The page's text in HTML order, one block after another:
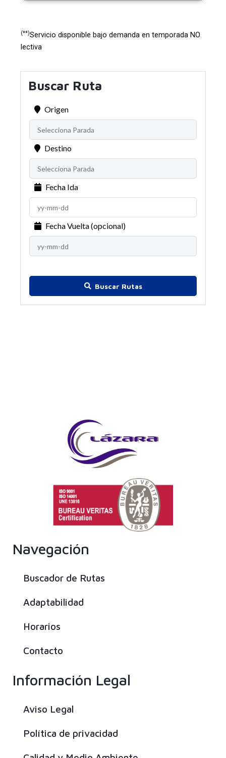
(**)Servicio disponible bajo demanda en temporada NO
lectiva
Buscar Ruta
Origen
Destino
Fecha Ida
Fecha Vuelta (opcional)
Buscar Rutas
Navegación
Buscador de Rutas
Adaptabilidad
Horarios
Contacto
Información Legal
Aviso Legal
Política de privacidad